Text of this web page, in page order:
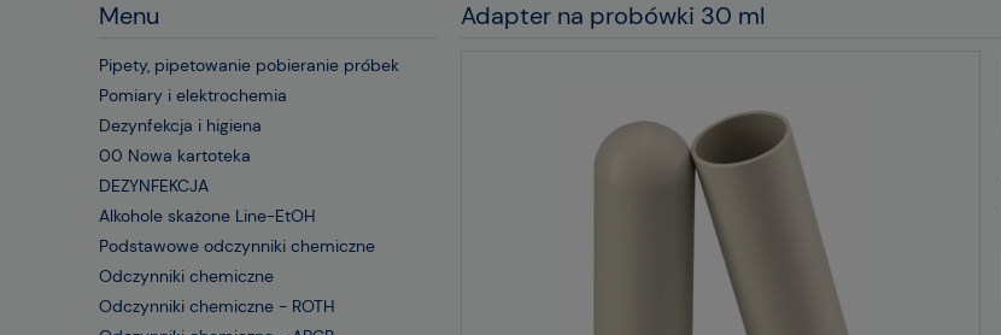
Menu
Pipety, pipetowanie pobieranie próbek
Pomiary i elektrochemia
Dezynfekcja i higiena
00 Nowa kartoteka
DEZYNFEKCJA
Alkohole skażone Line-EtOH
Podstawowe odczynniki chemiczne
Odczynniki chemiczne
Odczynniki chemiczne - ROTH
Adapter na probówki 30 ml